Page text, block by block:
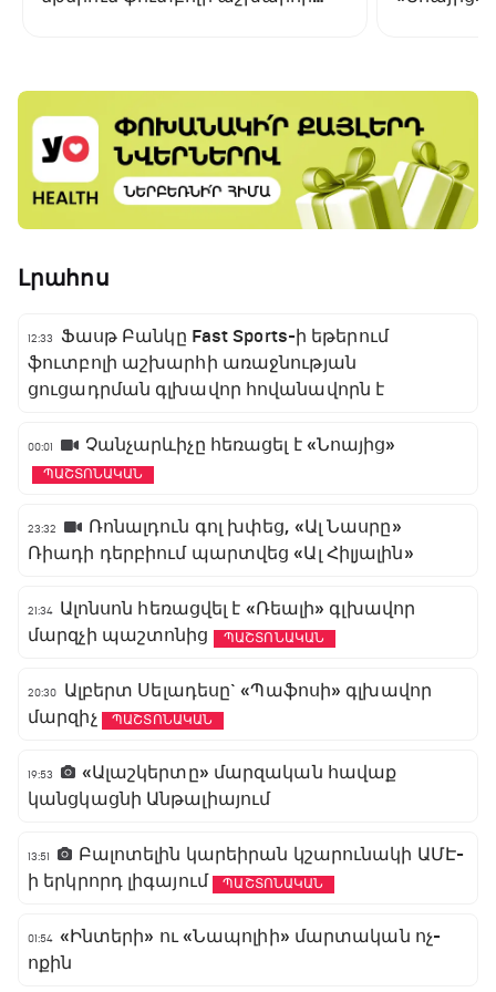
Լրահոս
12:33
Ֆասթ Բանկը Fast Sports-ի եթերում
ֆուտբոլի աշխարհի առաջնության
ցուցադրման գլխավոր հովանավորն է
00:01 Չանչարևիչը հեռացել է «Նոայից»
ՊԱՇՏՈՆԱԿԱՆ
23:32
Ռոնալդուն գոլ խփեց, «Ալ Նասրը»
Ռիադի դերբիում պարտվեց «Ալ Հիլյալին»
21:34 Ալոնսոն հեռացվել է «Ռեալի» գլխավոր
մարզչի պաշտոնից
ՊԱՇՏՈՆԱԿԱՆ
20:30
Ալբերտ Սելադեսը` «Պաֆոսի» գլխավոր
մարզիչ
ՊԱՇՏՈՆԱԿԱՆ
19:53
«Ալաշկերտը» մարզական հավաք
կանցկացնի Անթալիայում
13:51
Բալոտելին կարեիրան կշարունակի ԱՄԷ-
ի երկրորդ լիգայում
ՊԱՇՏՈՆԱԿԱՆ
01:54 «Ինտերի» ու «Նապոլիի» մարտական ոչ-
ոքին